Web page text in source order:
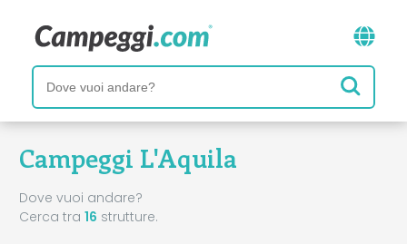
Campeggi L'Aquila
Dove vuoi andare?
Cerca tra 16 strutture.